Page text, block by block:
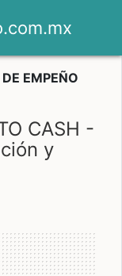
EMPEÑO
CASH -
y